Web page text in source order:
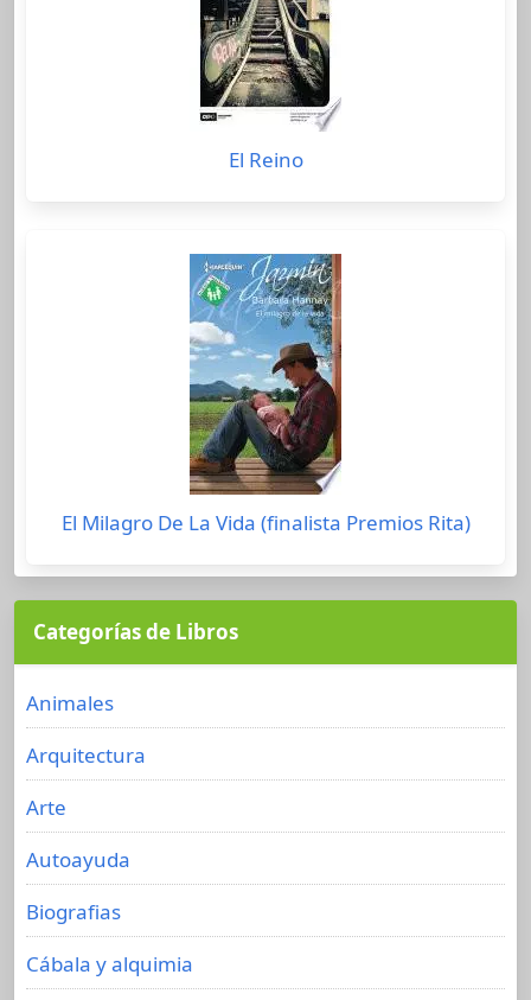
El Reino
El Milagro De La Vida (finalista Premios Rita)
Categorías de Libros
Animales
Arquitectura
Arte
Autoayuda
Biografias
Cábala y alquimia